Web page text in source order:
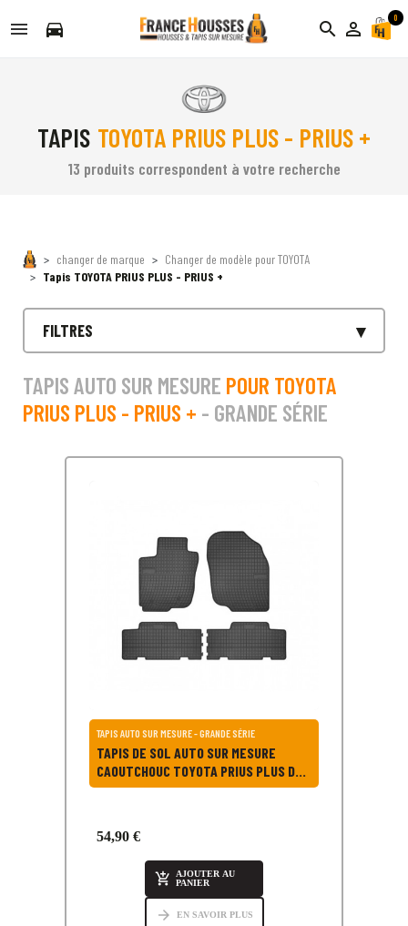
directions_car search person_outline
0
TAPIS TOYOTA PRIUS PLUS - PRIUS +
13 produits correspondent à votre recherche
changer de marque
Changer de modèle pour TOYOTA
Tapis TOYOTA PRIUS PLUS - PRIUS +
FILTRES
TAPIS AUTO SUR MESURE POUR TOYOTA
PRIUS PLUS - PRIUS + - GRANDE SÉRIE
TAPIS AUTO SUR MESURE - GRANDE SÉRIE
TAPIS DE SOL AUTO SUR MESURE
CAOUTCHOUC TOYOTA PRIUS PLUS DE
2011 À 2016 POUR TOYOTA PRIUS PLUS
54,90 €

AJOUTER AU
PANIER
arrow_forward EN SAVOIR PLUS